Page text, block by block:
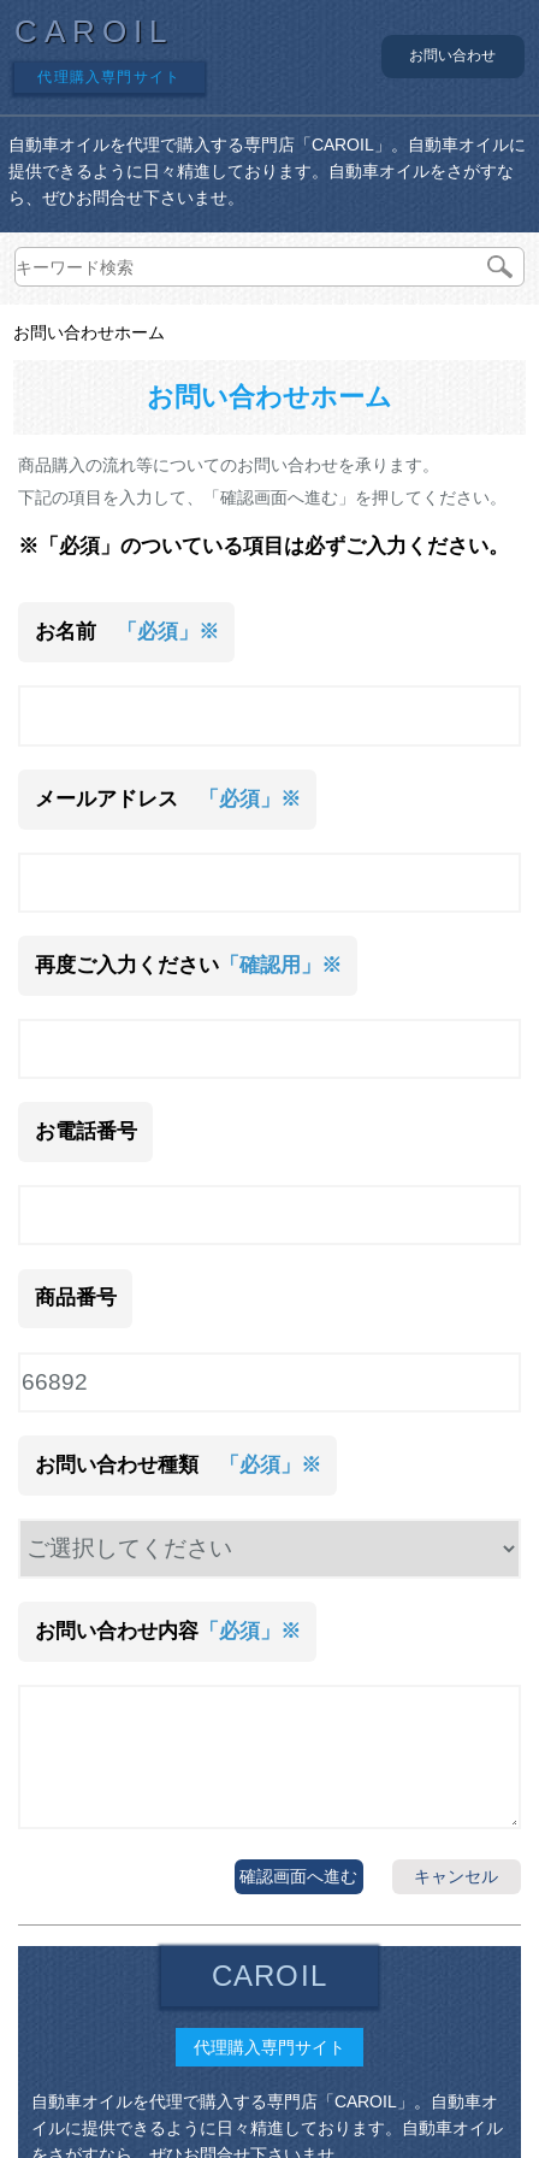
CAROIL
代理購入専門サイト
お問い合わせ
自動車オイルを代理で購入する専門店「CAROIL」。自動車オイルに
提供できるように日々精進しております。自動車オイルをさがすな
ら、ぜひお問合せ下さいませ。
お問い合わせホーム
お問い合わせホーム
商品購入の流れ等についてのお問い合わせを承ります。
下記の項目を入力して、「確認画面へ進む」を押してください。
※「必須」のついている項目は必ずご入力ください。
お名前 「必須」※
メールアドレス 「必須」※
再度ご入力ください「確認用」※
お電話番号
商品番号
お問い合わせ種類 「必須」※
お問い合わせ内容「必須」※
キャンセル
確認画面へ進む
CAROIL
代理購入専門サイト
自動車オイルを代理で購入する専門店「CAROIL」。自動車オ
イルに提供できるように日々精進しております。自動車オイル
をさがすなら、ぜひお問合せ下さいませ。